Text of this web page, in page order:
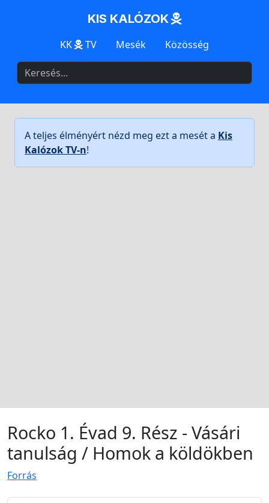
KIS KALÓZOK
KK TV Mesék Közösség
A teljes élményért nézd meg ezt a mesét a Kis
Kalózok TV-n!
Rocko 1. Évad 9. Rész - Vásári
tanulság / Homok a köldökben
Forrás